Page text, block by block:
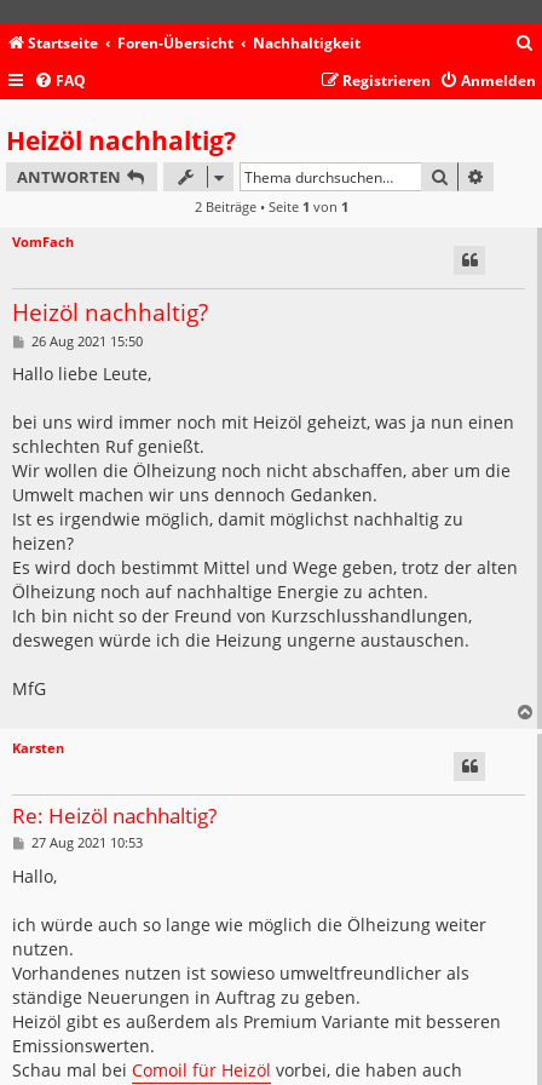
Startseite Foren-Übersicht Nachhaltigkeit
c
FAQ Anmelden
Registrieren
Heizöl nachhaltig?
ANTWORTEN SUCHE
2 Beiträge • Seite 1 von 1
VomFach
Heizöl nachhaltig?
B
i
a
g
26 Aug 2021 15:50
Hallo liebe Leute,
bei uns wird immer noch mit Heizöl geheizt, was ja nun einen
schlechten Ruf genießt.
Wir wollen die Ölheizung noch nicht abschaffen, aber um die
Umwelt machen wir uns dennoch Gedanken.
Ist es irgendwie möglich, damit möglichst nachhaltig zu
heizen?
Es wird doch bestimmt Mittel und Wege geben, trotz der alten
Ölheizung noch auf nachhaltige Energie zu achten.
Ich bin nicht so der Freund von Kurzschlusshandlungen,
deswegen würde ich die Heizung ungerne austauschen.
MfG
Karsten
Re: Heizöl nachhaltig?
B
i
t
a
g
27 Aug 2021 10:53
Hallo,
ich würde auch so lange wie möglich die Ölheizung weiter
nutzen.
Vorhandenes nutzen ist sowieso umweltfreundlicher als
ständige Neuerungen in Auftrag zu geben.
Heizöl gibt es außerdem als Premium Variante mit besseren
Emissionswerten.
Schau mal bei Comoil für Heizöl vorbei, die haben auch